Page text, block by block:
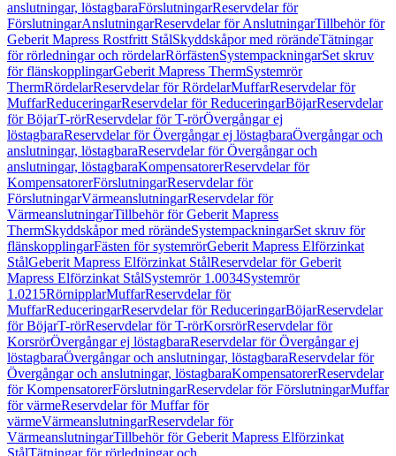
anslutningar, löstagbaraFörslutningarReservdelar för
FörslutningarAnslutningarReservdelar för AnslutningarTillbehör för
Geberit Mapress Rostfritt StålSkyddskåpor med rörändeTätningar
för rörledningar och rördelarRörfästenSystempackningarSet skruv
för flänskopplingarGeberit Mapress ThermSystemrör
ThermRördelarReservdelar för RördelarMuffarReservdelar för
MuffarReduceringarReservdelar för ReduceringarBöjarReservdelar
för BöjarT-rörReservdelar för T-rörÖvergångar ej
löstagbaraReservdelar för Övergångar ej löstagbaraÖvergångar och
anslutningar, löstagbaraReservdelar för Övergångar och
anslutningar, löstagbaraKompensatorerReservdelar för
KompensatorerFörslutningarReservdelar för
FörslutningarVärmeanslutningarReservdelar för
VärmeanslutningarTillbehör för Geberit Mapress
ThermSkyddskåpor med rörändeSystempackningarSet skruv för
flänskopplingarFästen för systemrörGeberit Mapress Elförzinkat
StålGeberit Mapress Elförzinkat StålReservdelar för Geberit
Mapress Elförzinkat StålSystemrör 1.0034Systemrör
1.0215RörnipplarMuffarReservdelar för
MuffarReduceringarReservdelar för ReduceringarBöjarReservdelar
för BöjarT-rörReservdelar för T-rörKorsrörReservdelar för
KorsrörÖvergångar ej löstagbaraReservdelar för Övergångar ej
löstagbaraÖvergångar och anslutningar, löstagbaraReservdelar för
Övergångar och anslutningar, löstagbaraKompensatorerReservdelar
för KompensatorerFörslutningarReservdelar för FörslutningarMuffar
för värmeReservdelar för Muffar för
värmeVärmeanslutningarReservdelar för
VärmeanslutningarTillbehör för Geberit Mapress Elförzinkat
StålTätningar för rörledningar och